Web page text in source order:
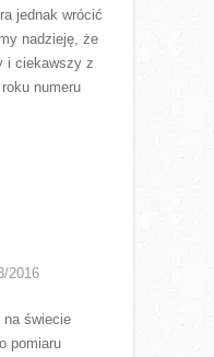
jednak wrócić
nadzieję, że
i ciekawszy z
numeru
2016
na świecie
pomiaru